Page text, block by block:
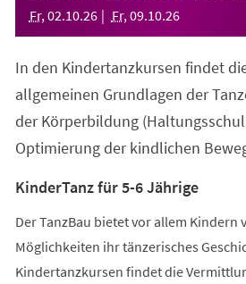
Fr, 02.10.26 Fr, 09.10.26
In den Kindertanzkursen findet
allgemeinen Grundlagen der
der Körperbildung
Optimierung der kindlichen
KinderTanz für 5-6 Jährige
Der TanzBau bietet vor allem Kindern
Möglichkeiten ihr tänzerisches
Kindertanzkursen findet die